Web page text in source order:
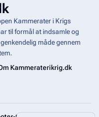
Kammerater i Krigs
til formål at indsamle og
måde gennem
.
Kammeraterikrig.dk